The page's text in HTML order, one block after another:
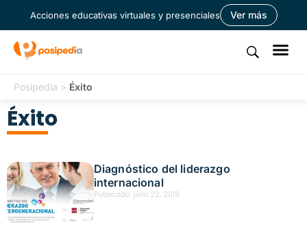
Acciones educativas virtuales y presenciales Ver más
Posipedia > Éxito
Éxito
Diagnóstico del liderazgo
internacional
Publicado: julio 22, 2019